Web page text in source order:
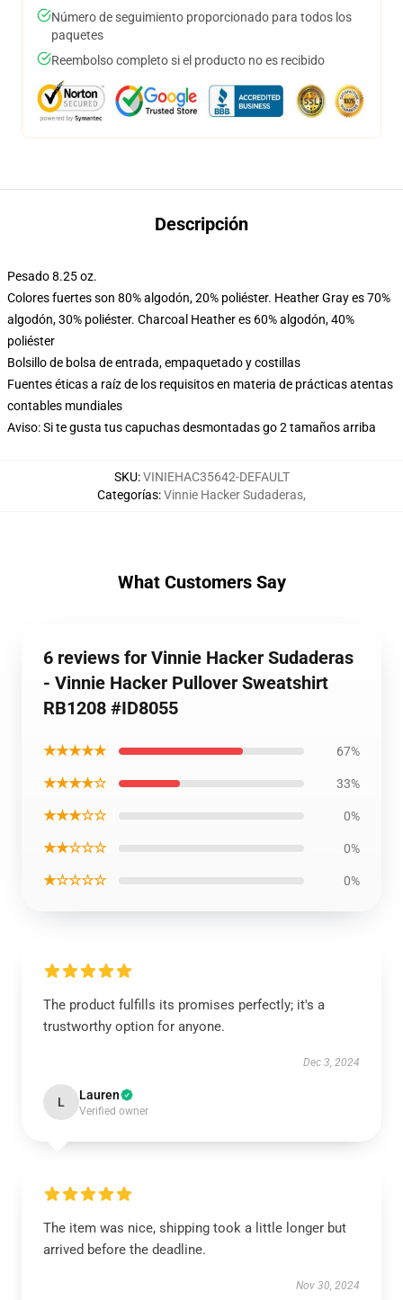
Número de seguimiento proporcionado para todos los
paquetes
Reembolso completo si el producto no es recibido
Descripción
Pesado 8.25 oz.
Colores fuertes son 80% algodón, 20% poliéster. Heather Gray es 70%
algodón, 30% poliéster. Charcoal Heather es 60% algodón, 40%
poliéster
Bolsillo de bolsa de entrada, empaquetado y costillas
Fuentes éticas a raíz de los requisitos en materia de prácticas atentas
contables mundiales
Aviso: Si te gusta tus capuchas desmontadas go 2 tamaños arriba
SKU:VINIEHAC35642-DEFAULT
Categorías:Vinnie Hacker Sudaderas,
What Customers Say
6 reviews for Vinnie Hacker Sudaderas
- Vinnie Hacker Pullover Sweatshirt
RB1208 #ID8055
★★★★★ 67%
★★★★☆ 33%
★★★☆☆ 0%
★★☆☆☆ 0%
★☆☆☆☆ 0%
The product fulfills its promises perfectly; it's a
trustworthy option for anyone.
Dec 3, 2024
L Lauren
Verified owner
The item was nice, shipping took a little longer but
arrived before the deadline.
Nov 30, 2024